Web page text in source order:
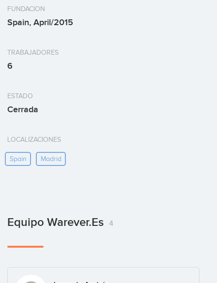
FUNDACION
Spain, April/2015
TRABAJADORES
6
ESTADO
Cerrada
LOCALIZACIONES
Spain Madrid
Equipo Warever.es 4